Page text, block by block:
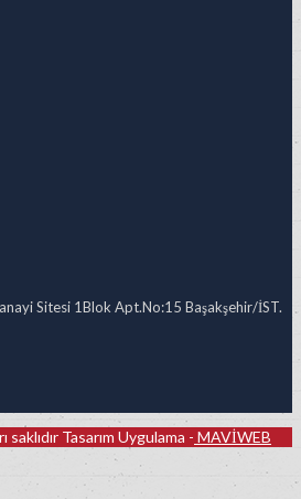
Sitesi 1Blok Apt.No:15 Başakşehir/İST.
Tasarım Uygulama - MAVİWEB